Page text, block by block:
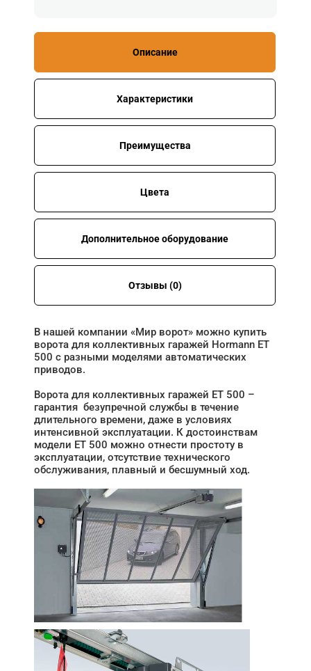
Описание
Характеристики
Преимущества
Цвета
Дополнительное оборудование
Отзывы (0)
В нашей компании «Мир ворот» можно купить
ворота для коллективных гаражей Hormann ET
500 с разными моделями автоматических
приводов.
Ворота для коллективных гаражей ET 500 –
гарантия безупречной службы в течение
длительного времени, даже в условиях
интенсивной эксплуатации. К достоинствам
модели ET 500 можно отнести простоту в
эксплуатации, отсутствие технического
обслуживания, плавный и бесшумный ход.